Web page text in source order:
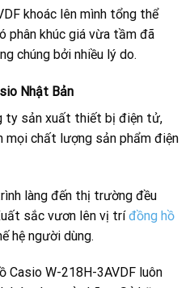
khoác lên mình tổng thể
phân khúc giá vừa tầm đã
chúng bởi nhiều lý do.
Nhật Bản
ty sản xuất thiết bị điện tử,
mọi chất lượng sản phẩm điện
làng đến thị trường đều
sắc vươn lên vị tríđồng hồ
hệ người dùng.
Casio W-218H-3AVDF luôn